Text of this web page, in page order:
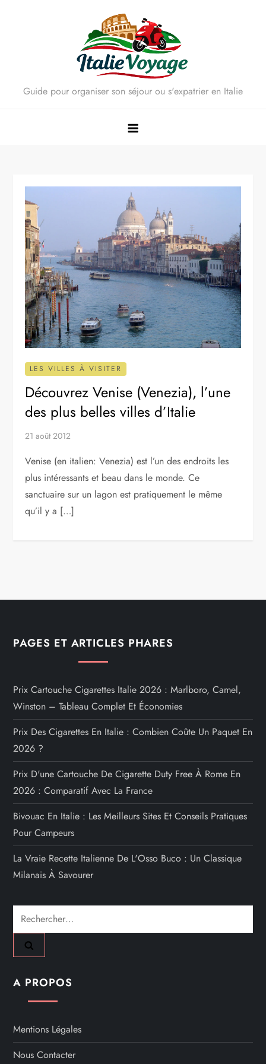
Guide pour organiser son séjour ou s'expatrier en Italie
LES VILLES À VISITER
Découvrez Venise (Venezia), l’une
des plus belles villes d’Italie
21 août 2012
Venise (en italien: Venezia) est l’un des endroits les
plus intéressants et beau dans le monde. Ce
sanctuaire sur un lagon est pratiquement le même
qu’il y a […]
PAGES ET ARTICLES PHARES
Prix Cartouche Cigarettes Italie 2026 : Marlboro, Camel,
Winston – Tableau Complet Et Économies
Prix Des Cigarettes En Italie : Combien Coûte Un Paquet En
2026 ?
Prix D'une Cartouche De Cigarette Duty Free À Rome En
2026 : Comparatif Avec La France
Bivouac En Italie : Les Meilleurs Sites Et Conseils Pratiques
Pour Campeurs
La Vraie Recette Italienne De L'Osso Buco : Un Classique
Milanais À Savourer
Rechercher :
A PROPOS
Mentions Légales
Nous Contacter